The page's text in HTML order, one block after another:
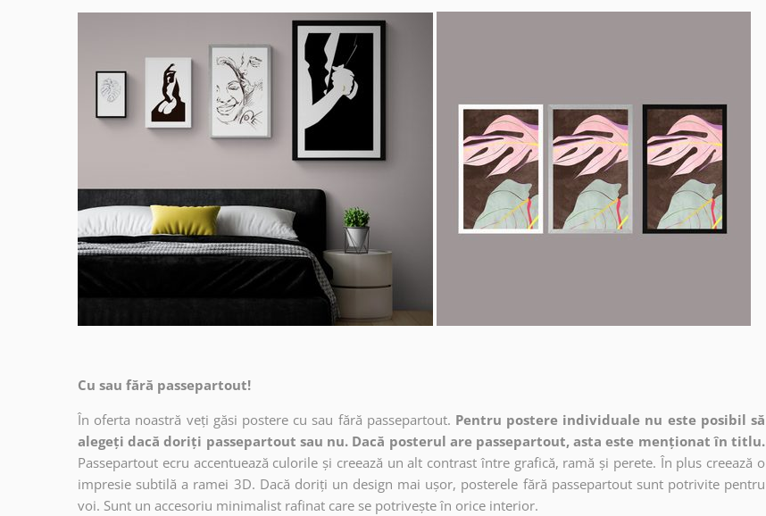
Cu sau fără passepartout!
În oferta noastră veți găsi postere cu sau fără passepartout. Pentru postere individuale nu este posibil să
alegeți dacă doriți passepartout sau nu. Dacă posterul are passepartout, asta este menționat în titlu.
Passepartout ecru accentuează culorile și creează un alt contrast între grafică, ramă și perete. În plus creează o
impresie subtilă a ramei 3D. Dacă doriți un design mai ușor, posterele fără passepartout sunt potrivite pentru
voi. Sunt un accesoriu minimalist rafinat care se potrivește în orice interior.